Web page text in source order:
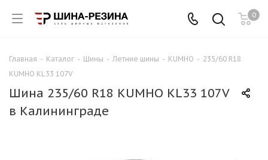
0
Главная - Каталог - Шины - Летние шины - KUMHO - 235/60 R18
KUMHO KL33 107V
Шина 235/60 R18 KUMHO KL33 107V
в Калининграде